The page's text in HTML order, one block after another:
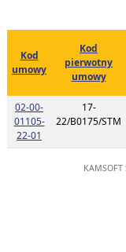
Kod
umowy
Kod
pierwotny
umowy
02-00-
01105-
22-01
17-
22/B0175/STM